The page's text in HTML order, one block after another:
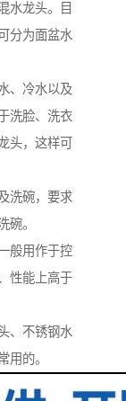
水龙头。目
分为面盆水
、冷水以及
洗脸、洗衣
头，这样可
洗碗，要求
碗。
般用作于控
性能上高于
、不锈钢水
用的。